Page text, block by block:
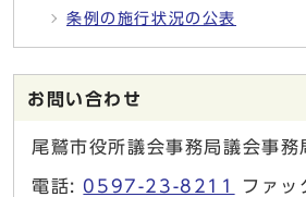
条例の施行状況の公表
お問い合わせ
尾鷲市役所議会事務局議会事務
電話: 0597-23-8211
ファ